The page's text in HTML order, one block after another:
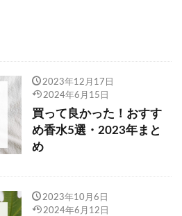
2023年12月17日
2024年6月15日
買って良かった！おすす
め香水5選・2023年まと
め
2023年10月6日
2024年6月12日